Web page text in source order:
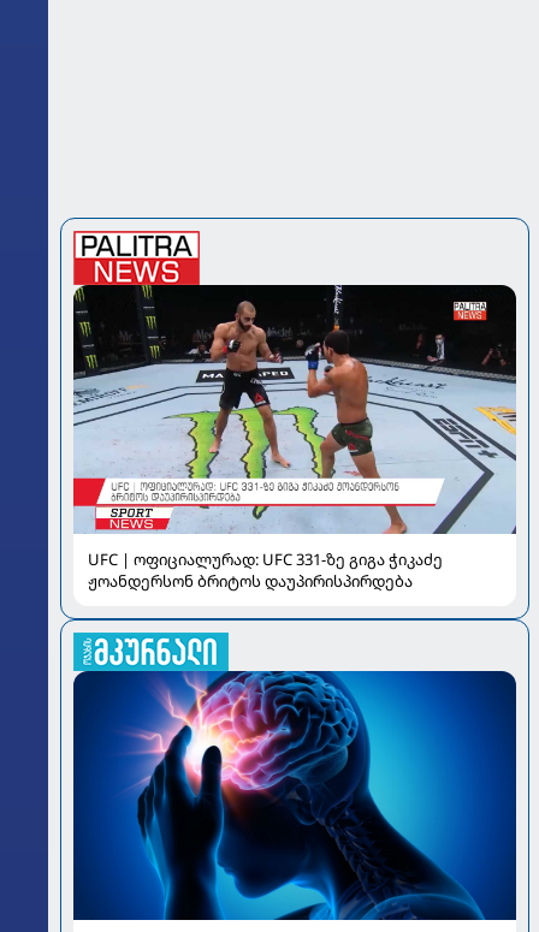
UFC | ოფიციალურად: UFC 331-ზე გიგა ჭიკაძე
ჟოანდერსონ ბრიტოს დაუპირისპირდება